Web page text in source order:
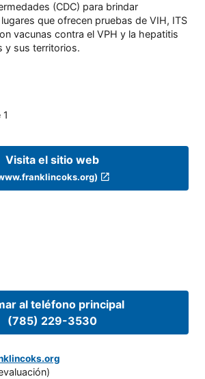
(CDC) para brindar
que ofrecen pruebas de VIH, ITS
vacunas contra el VPH y la hepatitis
y sus territorios.
Visita el sitio web
al teléfono principal
(785) 229-3530
)